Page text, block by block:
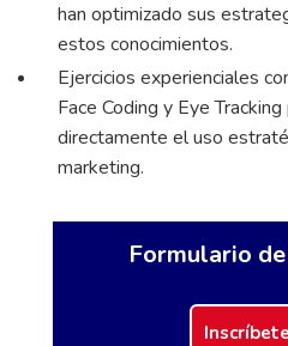
Formulario
han optimizado sus
estos conocimientos.
Ejercicios experienciales
Face Coding y Eye
directamente el uso
marketing.